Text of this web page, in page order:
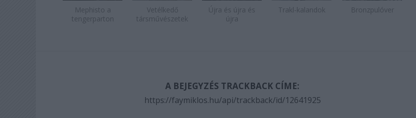
Mephisto a
tengerparton
Vetélkedő
társművészetek
Újra és újra és
újra
Trakl-kalandok Bronzpulóver
A BEJEGYZÉS TRACKBACK CÍME:
https://faymiklos.hu/api/trackback/id/12641925